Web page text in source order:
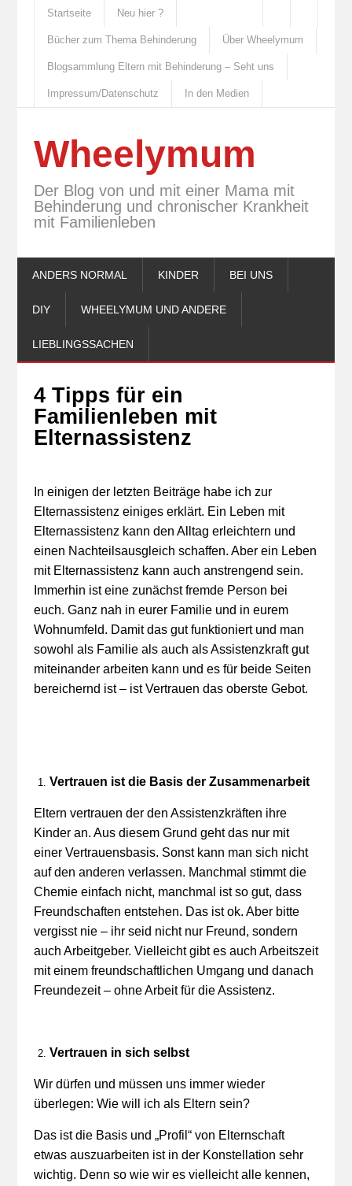
Startseite Neu hier ?
Bücher zum Thema Behinderung Über Wheelymum
Blogsammlung Eltern mit Behinderung – Seht uns
Impressum/Datenschutz In den Medien
Wheelymum
Der Blog von und mit einer Mama mit
Behinderung und chronischer Krankheit
mit Familienleben
ANDERS NORMAL KINDER BEI UNS
DIY WHEELYMUM UND ANDERE
LIEBLINGSSACHEN
4 Tipps für ein
Familienleben mit
Elternassistenz
In einigen der letzten Beiträge habe ich zur
Elternassistenz einiges erklärt. Ein Leben mit
Elternassistenz kann den Alltag erleichtern und
einen Nachteilsausgleich schaffen. Aber ein Leben
mit Elternassistenz kann auch anstrengend sein.
Immerhin ist eine zunächst fremde Person bei
euch. Ganz nah in eurer Familie und in eurem
Wohnumfeld. Damit das gut funktioniert und man
sowohl als Familie als auch als Assistenzkraft gut
miteinander arbeiten kann und es für beide Seiten
bereichernd ist – ist Vertrauen das oberste Gebot.
Vertrauen ist die Basis der Zusammenarbeit
Eltern vertrauen der den Assistenzkräften ihre
Kinder an. Aus diesem Grund geht das nur mit
einer Vertrauensbasis. Sonst kann man sich nicht
auf den anderen verlassen. Manchmal stimmt die
Chemie einfach nicht, manchmal ist so gut, dass
Freundschaften entstehen. Das ist ok. Aber bitte
vergisst nie – ihr seid nicht nur Freund, sondern
auch Arbeitgeber. Vielleicht gibt es auch Arbeitszeit
mit einem freundschaftlichen Umgang und danach
Freundezeit – ohne Arbeit für die Assistenz.
Vertrauen in sich selbst
Wir dürfen und müssen uns immer wieder
überlegen: Wie will ich als Eltern sein?
Das ist die Basis und „Profil“ von Elternschaft
etwas auszuarbeiten ist in der Konstellation sehr
wichtig. Denn so wie wir es vielleicht alle kennen,